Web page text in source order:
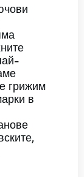
грижим
в